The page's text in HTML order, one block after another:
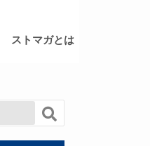
ストマガとは